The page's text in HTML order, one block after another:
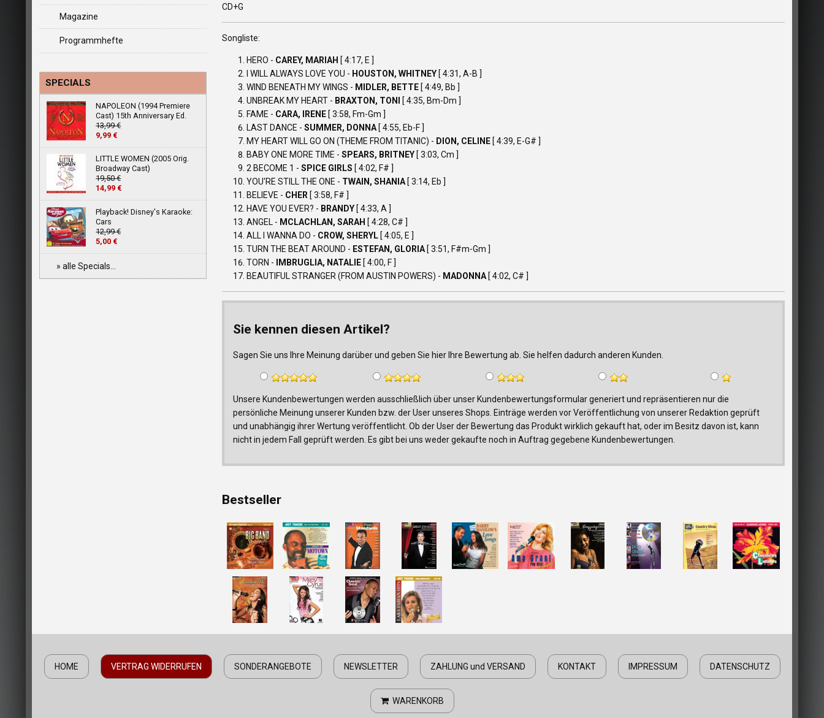
Magazine
Programmhefte
SPECIALS
NAPOLEON (1994 Premiere
Cast) 15th Anniversary Ed.
13,99 €
9,99 €
LITTLE WOMEN (2005 Orig.
Broadway Cast)
19,50 €
14,99 €
Playback! Disney's Karaoke:
Cars
12,99 €
5,00 €
» alle Specials...
CD+G
Songliste:
HERO - CAREY, MARIAH [ 4:17, E ]
I WILL ALWAYS LOVE YOU - HOUSTON, WHITNEY [ 4:31, A-B ]
WIND BENEATH MY WINGS - MIDLER, BETTE [ 4:49, Bb ]
UNBREAK MY HEART - BRAXTON, TONI
[ 4:35, Bm-Dm ]
FAME - CARA, IRENE [ 3:58, Fm-Gm ]
LAST DANCE - SUMMER, DONNA [ 4:55, Eb-F ]
MY HEART WILL GO ON (THEME FROM TITANIC) - DION, CELINE [ 4:39, E-G# ]
BABY ONE MORE TIME - SPEARS, BRITNEY [ 3:03, Cm ]
2 BECOME 1 - SPICE GIRLS [ 4:02, F# ]
YOU'RE STILL THE ONE - TWAIN, SHANIA [ 3:14, Eb ]
BELIEVE - CHER [ 3:58, F# ]
HAVE YOU EVER? - BRANDY [ 4:33, A ]
ANGEL - MCLACHLAN, SARAH [ 4:28, C# ]
ALL I WANNA DO - CROW, SHERYL [ 4:05, E ]
TURN THE BEAT AROUND - ESTEFAN, GLORIA [ 3:51, F#m-Gm ]
TORN -
IMBRUGLIA, NATALIE [ 4:00, F ]
BEAUTIFUL STRANGER (FROM AUSTIN POWERS) - MADONNA [ 4:02, C# ]
Sie kennen diesen Artikel?
Sagen Sie uns Ihre Meinung darüber und geben Sie hier Ihre Bewertung ab. Sie helfen dadurch anderen Kunden.
Unsere Kundenbewertungen werden ausschließlich über unser Kundenbewertungsformular generiert und repräsentieren nur die
persönliche Meinung unserer Kunden bzw. der User unseres Shops. Einträge werden vor Veröffentlichung von unserer Redaktion geprüft
und unabhängig ihrer Wertung veröffentlicht. Ob der User der Bewertung das Produkt wirklich gekauft hat, oder im Besitz davon ist, kann
nicht in jedem Fall geprüft werden. Es gibt bei uns weder gekaufte noch in Auftrag gegebene Kundenbewertungen.
Bestseller
HOME VERTRAG WIDERRUFEN SONDERANGEBOTE NEWSLETTER ZAHLUNG und VERSAND KONTAKT IMPRESSUM DATENSCHUTZ
WARENKORB